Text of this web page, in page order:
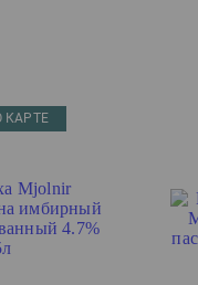
КАРТЕ